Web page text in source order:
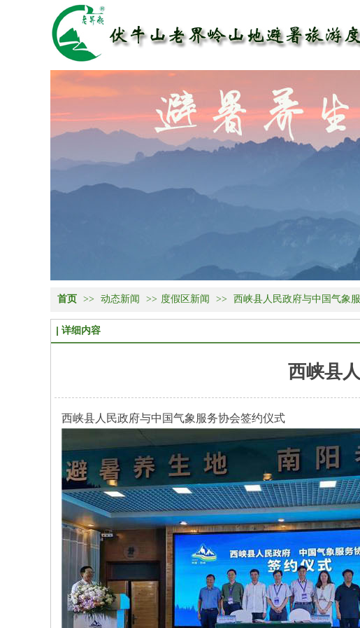
首页 >> 动态新闻 >> 度假区新闻 >> 西峡县人民政府与中国气象
详细内容
西峡县
西峡县人民政府与中国气象服务协会签约仪式